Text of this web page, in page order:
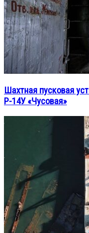
Шахтная пусковая
Р-14У «Чусовая»